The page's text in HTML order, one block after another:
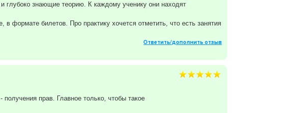
глубоко знающие теорию. К каждому ученику они находят
формате билетов. Про практику хочется отметить, что есть занятия
Ответить/дополнить отзыв
прав. Главное только, чтобы такое